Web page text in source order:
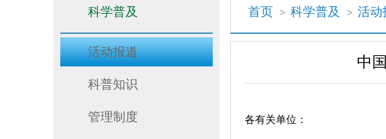
科学普及
活动报道
科普知识
管理制度
首页 科学普及 活动
中
各有关单位：